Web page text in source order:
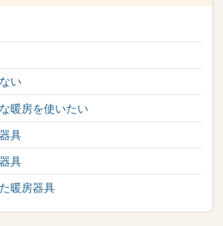
い
暖房を使いたい
具
具
暖房器具